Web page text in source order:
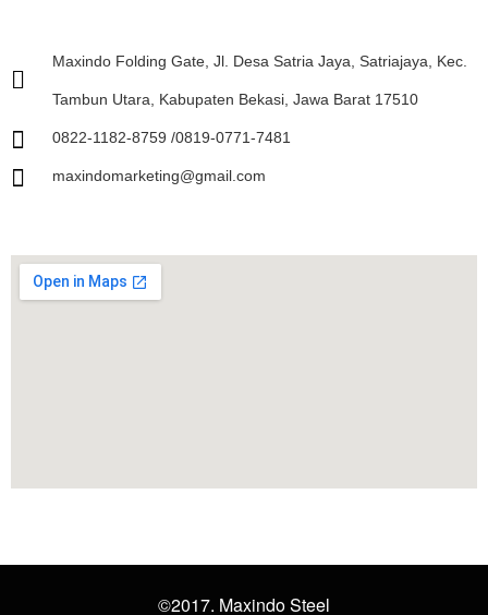
Maxindo Folding Gate, Jl. Desa Satria Jaya, Satriajaya, Kec.
Tambun Utara, Kabupaten Bekasi, Jawa Barat 17510
0822-1182-8759 /0819-0771-7481
maxindomarketing@gmail.com
©2017. Maxindo Steel